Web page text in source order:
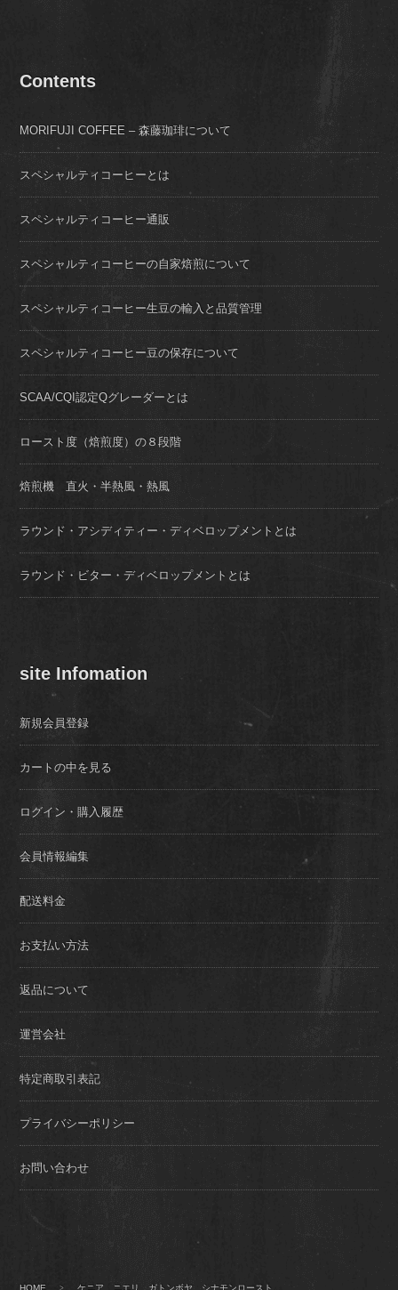
Contents
MORIFUJI COFFEE – 森藤珈琲について
スペシャルティコーヒーとは
スペシャルティコーヒー通販
スペシャルティコーヒーの自家焙煎について
スペシャルティコーヒー生豆の輸入と品質管理
スペシャルティコーヒー豆の保存について
SCAA/CQI認定Qグレーダーとは
ロースト度（焙煎度）の８段階
焙煎機 直火・半熱風・熱風
ラウンド・アシディティー・ディベロップメントとは
ラウンド・ビター・ディベロップメントとは
site Infomation
新規会員登録
カートの中を見る
ログイン・購入履歴
会員情報編集
配送料金
お支払い方法
返品について
運営会社
特定商取引表記
プライバシーポリシー
お問い合わせ
HOME > ケニア ニエリ ガトンボヤ シナモンロースト